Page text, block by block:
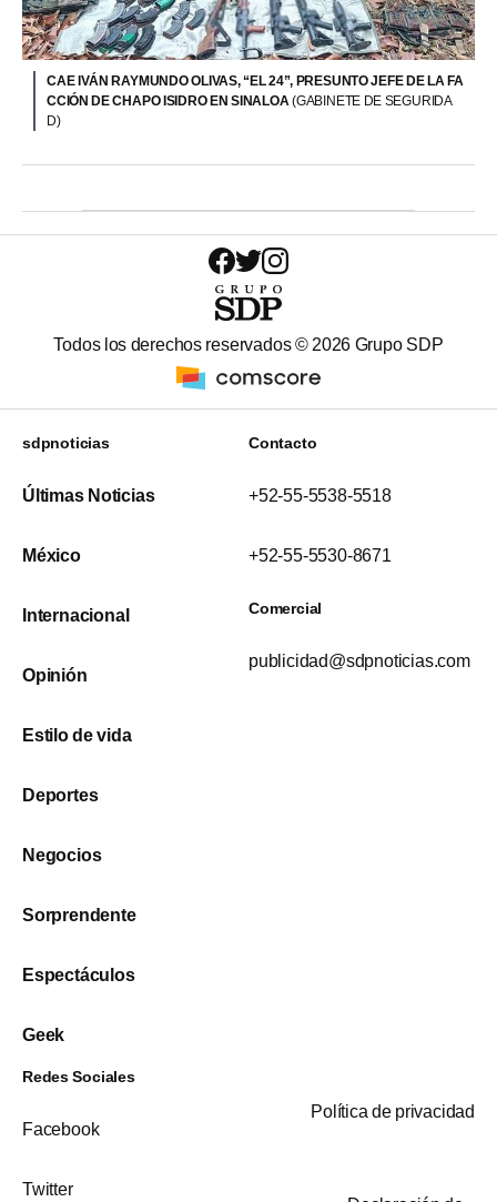
CAE IVÁN RAYMUNDO OLIVAS, “EL 24”, PRESUNTO JEFE DE LA FA
CCIÓN DE CHAPO ISIDRO EN SINALOA(GABINETE DE SEGURIDA
D)
Todos los derechos reservados © 2026 Grupo SDP
sdpnoticias
Últimas Noticias
México
Internacional
Opinión
Estilo de vida
Deportes
Negocios
Sorprendente
Espectáculos
Geek
Contacto
+52-55-5538-5518
+52-55-5530-8671
Comercial
publicidad@sdpnoticias.com
Redes Sociales
Facebook
Twitter
Política de privacidad